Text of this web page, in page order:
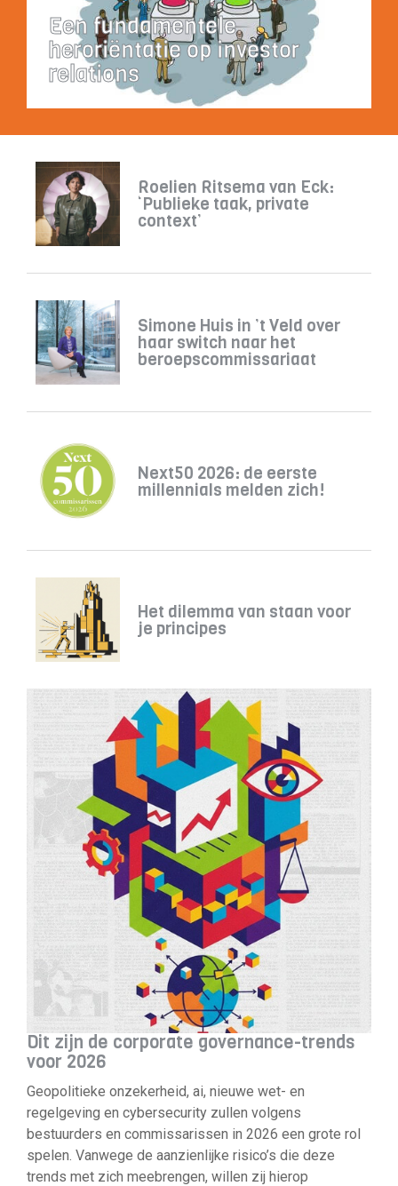
Een fundamentele
heroriëntatie op investor
relations
Roelien Ritsema van Eck:
‘Publieke taak, private
context’
Simone Huis in ’t Veld over
haar switch naar het
beroepscommissariaat
Next50 2026: de eerste
millennials melden zich!
Het dilemma van staan voor
je principes
Dit zijn de corporate governance-trends
voor 2026
Geopolitieke onzekerheid, ai, nieuwe wet- en
regelgeving en cybersecurity zullen volgens
bestuurders en commissarissen in 2026 een grote rol
spelen. Vanwege de aanzienlijke risico’s die deze
trends met zich meebrengen, willen zij hierop